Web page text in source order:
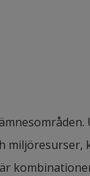
miljöresurser,